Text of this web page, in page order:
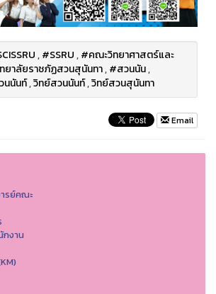
,#SSRU,#คณะวิทยาศาสตร์และ
ยาลัยราชภัฏสวนสุนันทา,#สวนนัน,
นนันท์,วิทย์สวนนันท์,วิทย์สวนสุนันทา
Email
รย์คณะ
กงาน